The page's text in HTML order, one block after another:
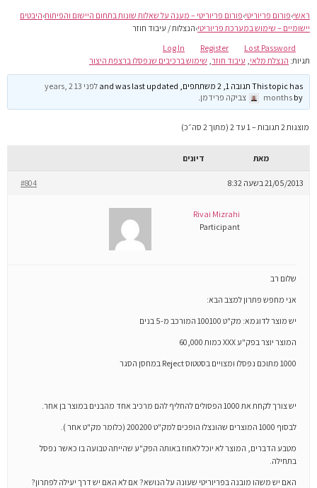
ראשי›פורום פריוריטי›פורום פריוריטי – מענה על שאלות שונות בתחום היישום והפיתוח›היבטים
יישומיים – שימוש במערכת פריוריטי›הנצלות / עיבוד חוזר
Log In
Register
Lost Password
תגיות: הנצלת מלאי עיבוד חוזר שימוש ברכיבים שנפסלו ברצפת היצור
This topic has תגובה 1, 2 משתתפים, and was last updated
לפני 13 years, 2
monthsby צביקה פרידמן
מוצגות 2 תגובות – 1 עד 2 (מתוך 2 סה״כ)
מאת דיונים
21/05/2013 בשעה 8:32 #804
Rivai Mizrahi
Participant
שלום רב
אני מחפש פתרון למצב הבא:
יש מוצר לדוגמא: מק"ט 100100 המורכב מ-5 בנים
המוצר יוצר בפק"ע XXX כמות 60,000
1000 מתוכם נפסלו ומצויים בסטטוס Reject במחסן הסגר
יש צורך לקחת את 1000 הפסולים להחליף להם מרכיב אחד מהבנים במוצר בן אחר.
לבסוף 1000 המוצרים שהונצלו הופכים למק"ט 200200 (כלומר מק"ט אחר ).
מטבע הדברים, המוצר לא יוכל לאחוז באותה הפק"ע שהייתה טבועה בו כאשר נפסל
בתחילה.
האם יש משהו מובנה בפריוריטי שעונה על הנושא? אם לא האם יש דרך יעילה לפתרון?